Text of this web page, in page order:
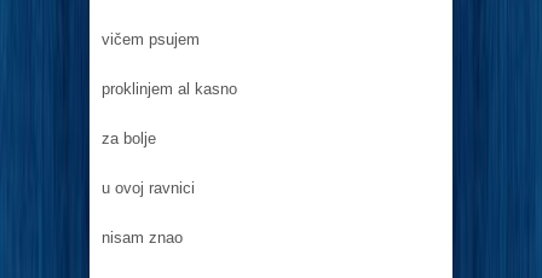
vičem psujem
proklinjem al kasno
za bolje
u ovoj ravnici
nisam znao